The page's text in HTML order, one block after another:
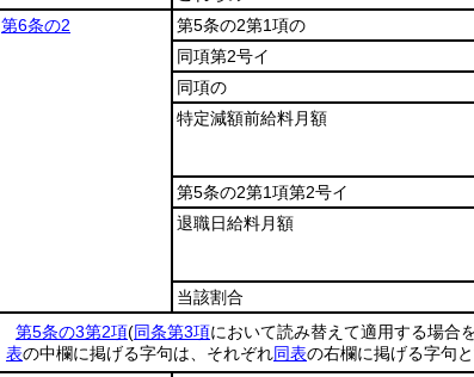
第6条の2
第5条の2第1項の
同項第2号イ
同項の
特定減額前給料月額
第5条の2第1項第2号イ
退職日給料月額
当該割合
第5条の3第2項(同条第3項において読み替えて適用する場合
表の中欄に掲げる字句は、それぞれ同表の右欄に掲げる字句と